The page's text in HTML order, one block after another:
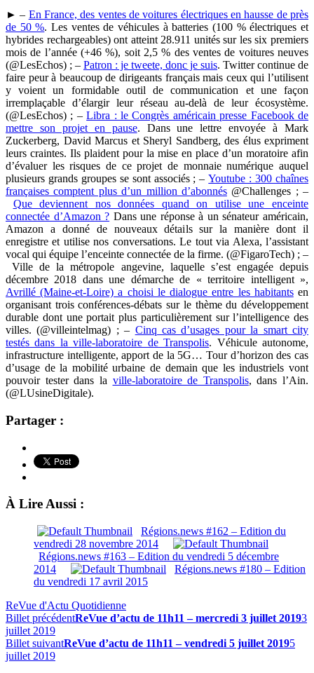
► – En France, des ventes de voitures électriques en hausse de près
de 50 %. Les ventes de véhicules à batteries (100 % électriques et
hybrides rechargeables) ont atteint 28.911 unités sur les six premiers
mois de l’année (+46 %), soit 2,5 % des ventes de voitures neuves
(@LesEchos) ; – Patron : je tweete, donc je suis. Twitter continue de
faire peur à beaucoup de dirigeants français mais ceux qui l’utilisent
y voient un formidable outil de communication et une façon
irremplaçable d’élargir leur réseau au-delà de leur écosystème.
(@LesEchos) ; –Libra : le Congrès américain presse Facebook de
mettre son projet en pause. Dans une lettre envoyée à Mark
Zuckerberg, David Marcus et Sheryl Sandberg, des élus expriment
leurs craintes. Ils plaident pour la mise en place d’un moratoire afin
d’évaluer les risques de ce projet de monnaie numérique auquel
plusieurs grands groupes se sont associés ; –Youtube : 300 chaînes
françaises comptent plus d’un million d’abonnés@Challenges ; –
Que deviennent nos données quand on utilise une enceinte
connectée d’Amazon ? Dans une réponse à un sénateur américain,
Amazon a donné de nouveaux détails sur la manière dont il
enregistre et utilise nos conversations. Le tout via Alexa, l’assistant
vocal qui équipe l’enceinte connectée de la firme. (@FigaroTech) ; –
Ville de la métropole angevine, laquelle s’est engagée depuis
décembre 2018 dans une démarche de « territoire intelligent »,
Avrillé (Maine-et-Loire) a choisi le dialogue entre les habitantsen
organisant trois conférences-débats sur le thème du développement
durable dont une portait plus particulièrement sur l’intelligence des
villes. (@villeintelmag) ; – Cinq cas d’usages pour la smart city
testés dans la ville-laboratoire de Transpolis. Véhicule autonome,
infrastructure intelligente, apport de la 5G… Tour d’horizon des cas
d’usage de la mobilité urbaine de demain que les industriels vont
pouvoir tester dans la ville-laboratoire de Transpolis, dans l’Ain.
(@LUsineDigitale).
Partager :
À Lire Aussi :
Régions.news #162 – Edition du
vendredi 28 novembre 2014
Régions.news #163 – Edition du vendredi 5 décembre
2014
Régions.news #180 – Edition
du vendredi 17 avril 2015
ReVue d'Actu Quotidienne
Billet précédentReVue d’actu de 11h11 – mercredi 3 juillet 20193
juillet 2019
Billet suivantReVue d’actu de 11h11 – vendredi 5 juillet 20195
juillet 2019